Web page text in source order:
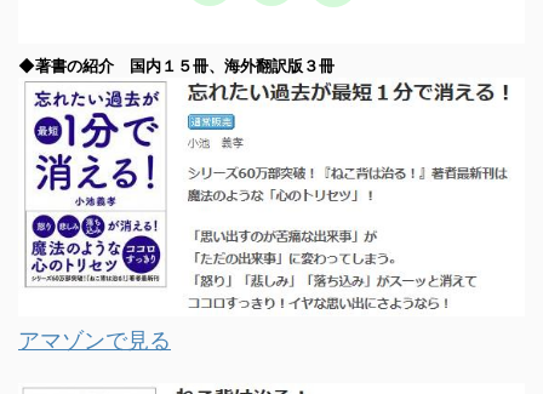
◆著書の紹介 国内１５冊、海外翻訳版３冊
アマゾンで見る